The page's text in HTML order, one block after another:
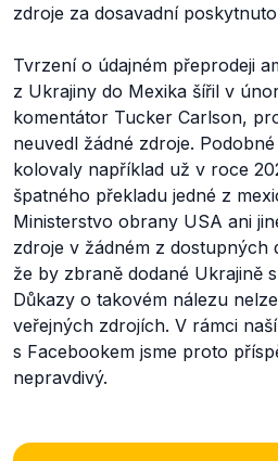
zdroje za dosavadní
Tvrzení o údajném přeprodeji
z Ukrajiny do Mexika šířil v
komentátor Tucker Carlson,
neuvedl žádné zdroje.
kolovaly například už v roce
špatného překladu jedné z
Ministerstvo obrany USA ani
zdroje v žádném z dostupných
že by zbraně dodané Ukrajině
Důkazy o takovém nálezu
veřejných zdrojích. V rámci
s Facebookem jsme proto
nepravdivý.